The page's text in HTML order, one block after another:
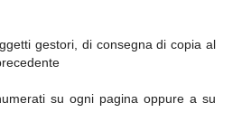
gestori, di consegna di copia al
su ogni pagina oppure a su